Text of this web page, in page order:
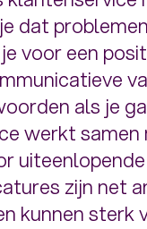
dat
voor een
als je
werkt
zijn net
kunnen sterk